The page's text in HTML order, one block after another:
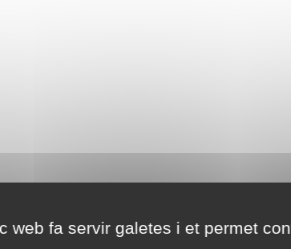
web fa servir galetes i et permet